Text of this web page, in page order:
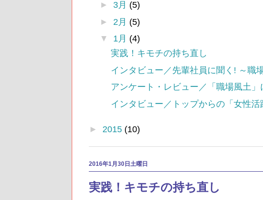
► 3月 (5)
► 2月 (5)
▼ 1月 (4)
実践！キモチの持ち直し
インタビュー／先輩社員に聞く! ～職
アンケート・レビュー／「職場風土」
インタビュー／トップからの「女性活
► 2015 (10)
2016年1月30日土曜日
実践！キモチの持ち直し